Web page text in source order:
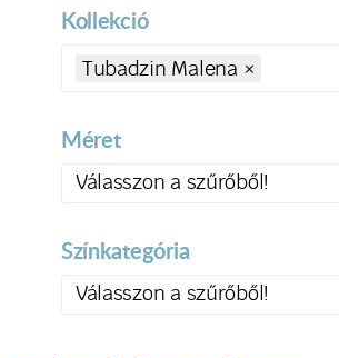
Kollekció
Tubadzin Malena ×
Méret
Válasszon a szűrőből!
Színkategória
Válasszon a szűrőből!